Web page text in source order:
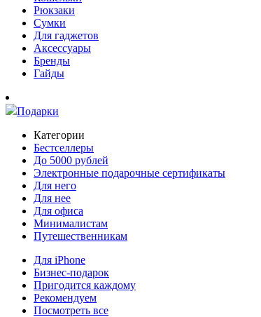
Рюкзаки
Сумки
Для гаджетов
Аксессуары
Бренды
Гайды
Подарки
Категории
Бестселлеры
До 5000 рублей
Электронные подарочные сертификаты
Для него
Для нее
Для офиса
Минималистам
Путешественникам
Для iPhone
Бизнес-подарок
Пригодится каждому
Рекомендуем
Посмотреть все